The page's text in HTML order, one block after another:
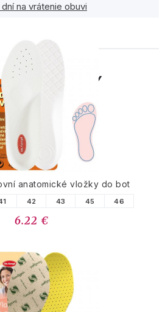
dní na vrátenie obuvi
PRODUKTY
anatomické vložky do bot
42 43 45 46
6.22 €